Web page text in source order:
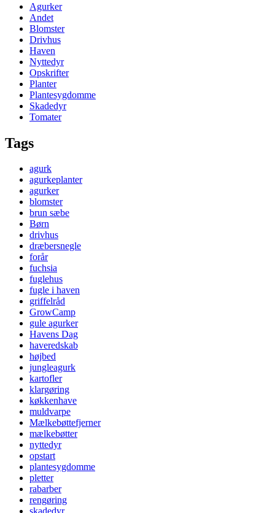
Agurker
Andet
Blomster
Drivhus
Haven
Nyttedyr
Opskrifter
Planter
Plantesygdomme
Skadedyr
Tomater
Tags
agurk
agurkeplanter
agurker
blomster
brun sæbe
Børn
drivhus
dræbersnegle
forår
fuchsia
fuglehus
fugle i haven
griffelråd
GrowCamp
gule agurker
Havens Dag
haveredskab
højbed
jungleagurk
kartofler
klargøring
køkkenhave
muldvarpe
Mælkebøttefjerner
mælkebøtter
nyttedyr
opstart
plantesygdomme
pletter
rabarber
rengøring